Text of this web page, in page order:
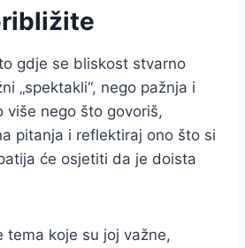
gdje se bliskost stvarno
„spektakli“, nego pažnja i
više nego što govoriš,
pitanja i reflektiraj ono što si
će osjetiti da je doista
tema koje su joj važne,